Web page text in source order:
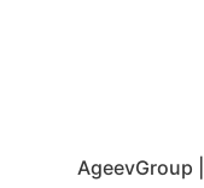
AgeevGroup